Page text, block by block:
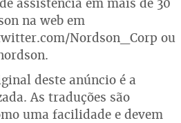
na web em
Nordson_Corp ou
deste anúncio é a
As traduções são
uma facilidade e devem